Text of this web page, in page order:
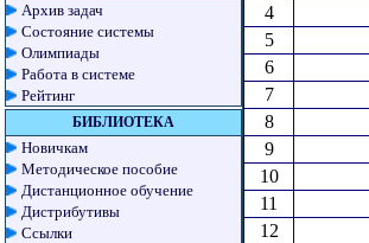
Архив задач
Состояние системы
Олимпиады
Работа в системе
Рейтинг
БИБЛИОТЕКА
Новичкам
Методическое пособие
Дистанционное обучение
Дистрибутивы
Ссылки
4
5
6
7
8
9
10
11
12